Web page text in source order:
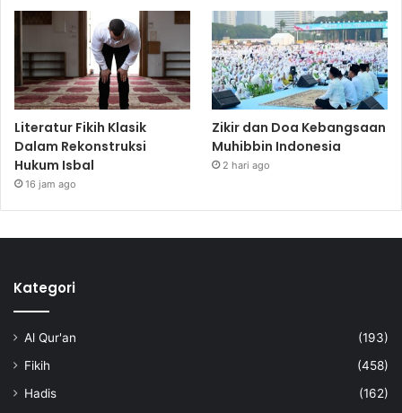
Literatur Fikih Klasik
Dalam Rekonstruksi
Hukum Isbal
16 jam ago
Zikir dan Doa Kebangsaan
Muhibbin Indonesia
2 hari ago
Kategori
Al Qur'an
(193)
Fikih
(458)
Hadis
(162)